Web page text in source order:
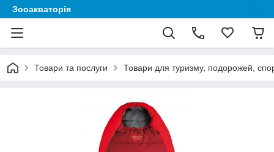
Зооакваторія
Товари та послуги Товари для туризму, подорожей,